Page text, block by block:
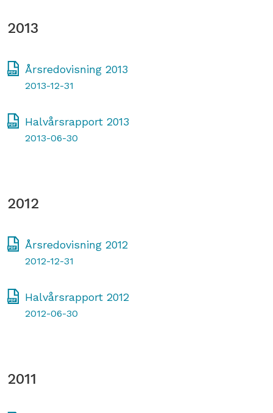
2013
Årsredovisning 2013
2013-12-31
Halvårsrapport 2013
2013-06-30
2012
Årsredovisning 2012
2012-12-31
Halvårsrapport 2012
2012-06-30
2011